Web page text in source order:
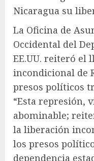
Nicaragua su
La Oficina de
Occidental del
EE.UU. reiteró el
incondicional de
presos políticos
“Esta represión,
abominable;
la liberación
los presos
dependencia